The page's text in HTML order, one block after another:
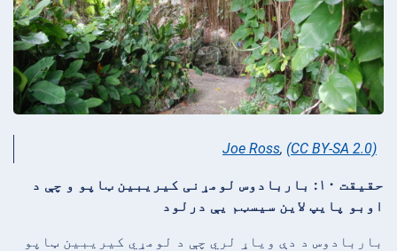
Joe Ross, (CC BY-SA 2.0)
حقیقت ۱۰: باربادوس لومړنی کیریبین ټاپو و چې د
اوبو پایپ لاین سیسټم یې درلود
باربادوس د دې ویاړ لري چې د لومړي کیریبین ټاپو